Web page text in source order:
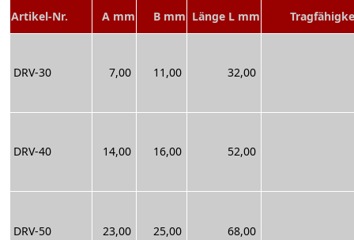
Artikel-Nr. A mm B mm Länge L mm
DRV-30 7,00 11,00 32,00
DRV-40 14,00 16,00 52,00
DRV-50 23,00 25,00 68,00